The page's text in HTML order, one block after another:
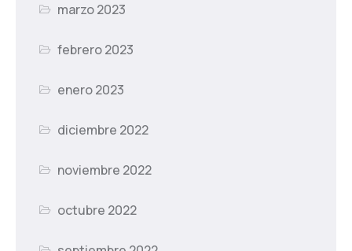
marzo 2023
febrero 2023
enero 2023
diciembre 2022
noviembre 2022
octubre 2022